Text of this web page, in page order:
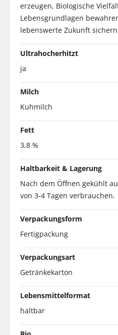
erzeugen, Biologische
Lebensgrundlagen
lebenswerte Zukunft
Ultrahocherhitzt
ja
Milch
Kuhmilch
Fett
3,8 %
Haltbarkeit & Lagerung
Nach dem Öffnen gekühlt
von 3-4 Tagen verbrauchen.
Verpackungsform
Fertigpackung
Verpackungsart
Getränkekarton
Lebensmittelformat
haltbar